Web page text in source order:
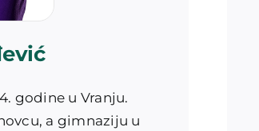
godine u Vranju.
a gimnaziju u